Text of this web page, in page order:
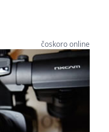
čoskoro online